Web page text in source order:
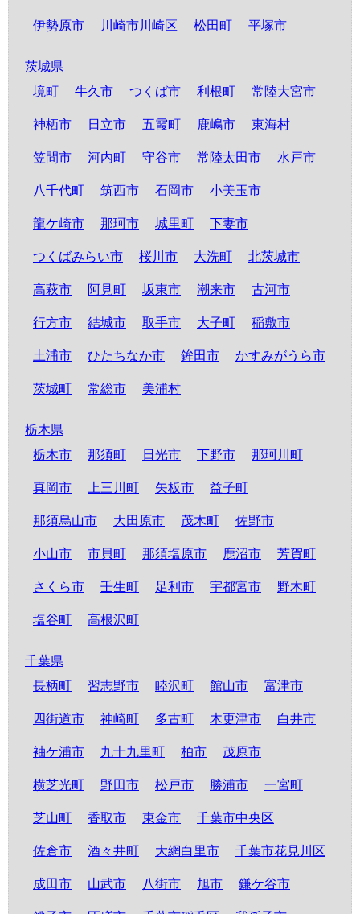
伊勢原市 川崎市川崎区 松田町 平塚市
茨城県
境町
牛久市 つくば市 利根町 常陸大宮市
神栖市 日立市 五霞町 鹿嶋市 東海村
笠間市 河内町 守谷市 常陸太田市 水戸市
八千代町 筑西市 石岡市 小美玉市
龍ケ崎市 那珂市 城里町 下妻市
つくばみらい市 桜川市 大洗町 北茨城市
高萩市 阿見町 坂東市 潮来市 古河市
行方市 結城市 取手市 大子町 稲敷市
土浦市 ひたちなか市 鉾田市 かすみがうら市
茨城町 常総市 美浦村
栃木県
栃木市
那須町 日光市 下野市 那珂川町
真岡市 上三川町 矢板市 益子町
那須烏山市 大田原市 茂木町 佐野市
小山市 市貝町 那須塩原市 鹿沼市 芳賀町
さくら市 壬生町 足利市 宇都宮市 野木町
塩谷町 高根沢町
千葉県
長柄町
習志野市 睦沢町 館山市 富津市
四街道市 神崎町 多古町 木更津市 白井市
袖ケ浦市 九十九里町 柏市 茂原市
横芝光町 野田市 松戸市 勝浦市 一宮町
芝山町 香取市 東金市 千葉市中央区
佐倉市 酒々井町 大網白里市 千葉市花見川区
成田市 山武市 八街市 旭市 鎌ケ谷市